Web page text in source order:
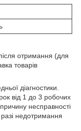
отримання (для
товарів
діагностики.
від 1 до 3 робочих
несправності
недотримання